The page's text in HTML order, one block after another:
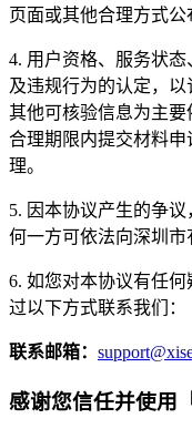
页面或其他合理方式公
4. 用户资格、服务状
及违规行为的认定，
其他可核验信息为主
合理期限内提交材料
理。
5. 因本协议产生的争
何一方可依法向深圳市
6. 如您对本协议有任
过以下方式联系我们：
联系邮箱：
感谢您信任并使用